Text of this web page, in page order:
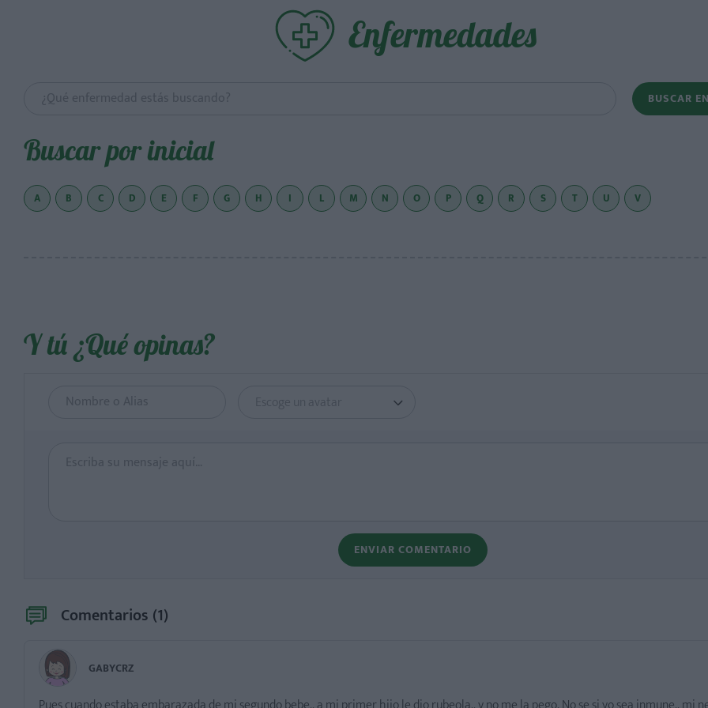
Enfermedades
BUSCAR
Buscar por inicial
A B C D E F G H I L M N O P Q R S T U V
Y tú ¿Qué opinas?
Escoge un avatar
ENVIAR COMENTARIO
Comentarios (1)
GABYCRZ